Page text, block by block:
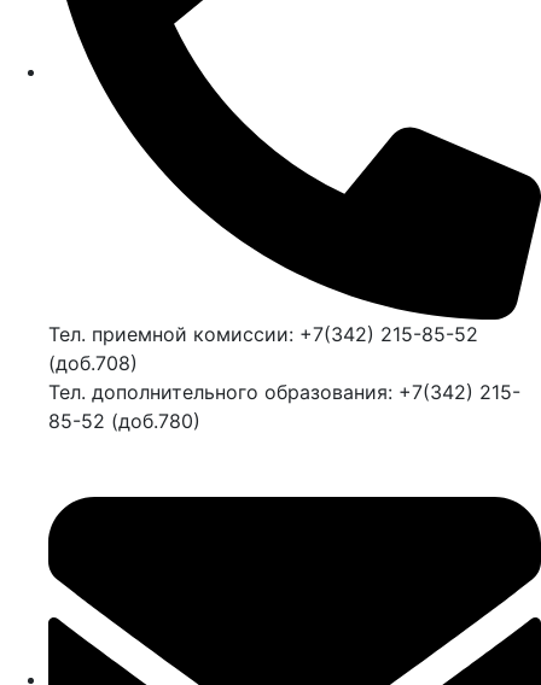
Тел. приемной комиссии: +7(342) 215-85-52
(доб.708)
Тел. дополнительного образования: +7(342) 215-
85-52 (доб.780)